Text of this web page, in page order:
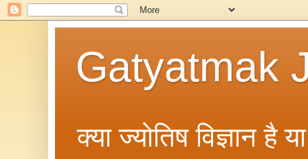
Gatyatmak
क्या ज्योतिष विज्ञान